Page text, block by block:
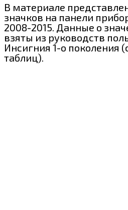
В материале
значков на панели
2008-2015. Данные о
взяты из руководств
Инсигния 1-о поколения
таблиц).